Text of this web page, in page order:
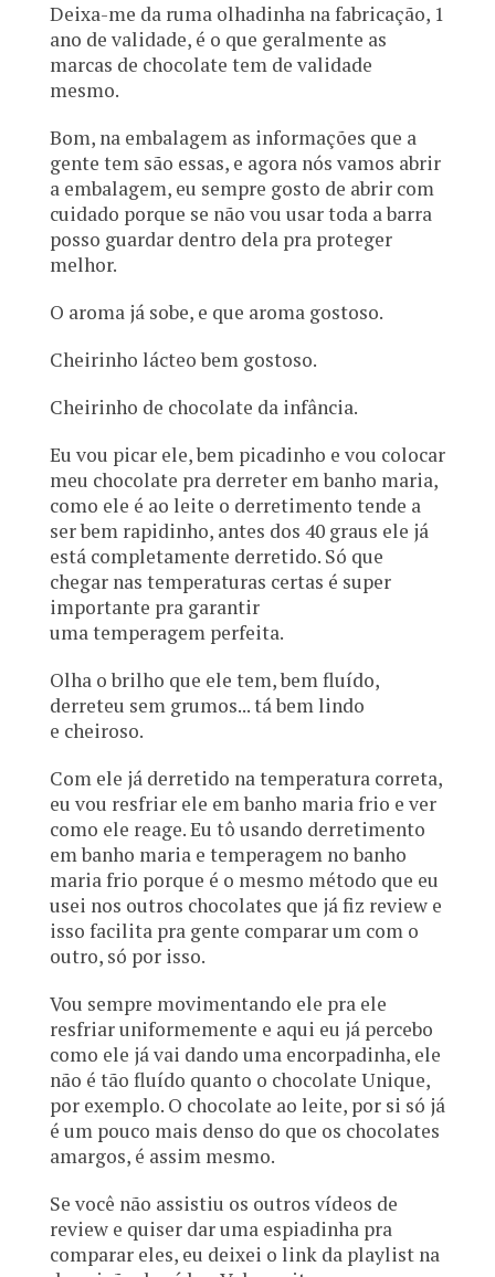
Deixa-me da ruma olhadinha na fabricação, 1
ano de validade, é o que geralmente as
marcas de chocolate tem de validade
mesmo.
Bom, na embalagem as informações que a
gente tem são essas, e agora nós vamos abrir
a embalagem, eu sempre gosto de abrir com
cuidado porque se não vou usar toda a barra
posso guardar dentro dela pra proteger
melhor.
O aroma já sobe, e que aroma gostoso.
Cheirinho lácteo bem gostoso.
Cheirinho de chocolate da infância.
Eu vou picar ele, bem picadinho e vou colocar
meu chocolate pra derreter em banho maria,
como ele é ao leite o derretimento tende a
ser bem rapidinho, antes dos 40 graus ele já
está completamente derretido. Só que
chegar nas temperaturas certas é super
importante pra garantir
uma temperagem perfeita.
Olha o brilho que ele tem, bem fluído,
derreteu sem grumos... tá bem lindo
e cheiroso.
Com ele já derretido na temperatura correta,
eu vou resfriar ele em banho maria frio e ver
como ele reage. Eu tô usando derretimento
em banho maria e temperagem no banho
maria frio porque é o mesmo método que eu
usei nos outros chocolates que já fiz review e
isso facilita pra gente comparar um com o
outro, só por isso.
Vou sempre movimentando ele pra ele
resfriar uniformemente e aqui eu já percebo
como ele já vai dando uma encorpadinha, ele
não é tão fluído quanto o chocolate Unique,
por exemplo. O chocolate ao leite, por si só já
é um pouco mais denso do que os chocolates
amargos, é assim mesmo.
Se você não assistiu os outros vídeos de
review e quiser dar uma espiadinha pra
comparar eles, eu deixei o link da playlist na